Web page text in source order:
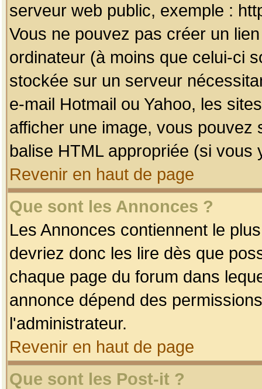
serveur web public, exemple :
Vous ne pouvez pas créer un
ordinateur (à moins que celui-ci
stockée sur un serveur
e-mail Hotmail ou Yahoo, les
afficher une image, vous pouvez
balise HTML appropriée (si vous
Revenir en haut de page
Que sont les Annonces ?
Les Annonces contiennent le
devriez donc les lire dès que
chaque page du forum dans
annonce dépend des
l'administrateur.
Revenir en haut de page
Que sont les Post-it ?